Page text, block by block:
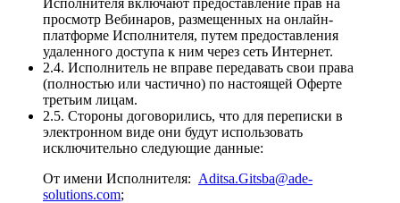
просмотр Вебинаров, размещенных на онлайн-
платформе Исполнителя, путем предоставления
удаленного доступа к ним через сеть Интернет.
2.4. Исполнитель не вправе передавать свои права
(полностью или частично) по настоящей Оферте
третьим лицам.
2.5. Стороны договорились, что для переписки в
электронном виде они будут использовать
исключительно следующие данные:
От имени Исполнителя: Aditsa.Gitsba@ade-
solutions.com;